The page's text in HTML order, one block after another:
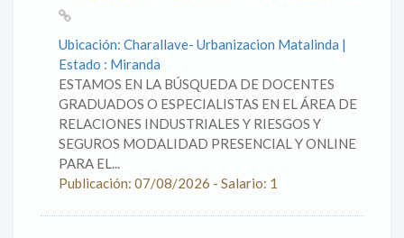
Ubicación: Charallave- Urbanizacion Matalinda |
Estado : Miranda
ESTAMOS EN LA BÚSQUEDA DE DOCENTES
GRADUADOS O ESPECIALISTAS EN EL ÁREA DE
RELACIONES INDUSTRIALES Y RIESGOS Y
SEGUROS MODALIDAD PRESENCIAL Y ONLINE
PARA EL...
Publicación: 07/08/2026 - Salario: 1